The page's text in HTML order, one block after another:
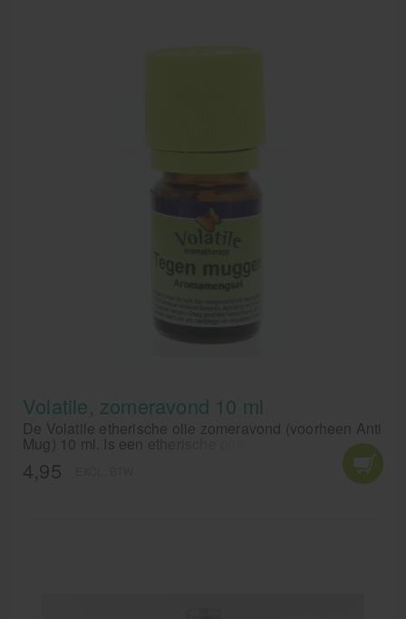
Volatile, zomeravond 10 ml
De Volatile etherische olie zomeravond (voorheen Anti
Mug) 10 ml. Is een etherische olie die muggen op
afstand houdt.
4,95